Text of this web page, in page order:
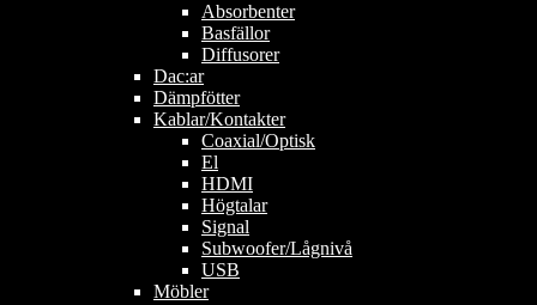
Absorbenter
Basfällor
Diffusorer
Dac:ar
Dämpfötter
Kablar/Kontakter
Coaxial/Optisk
El
HDMI
Högtalar
Signal
Subwoofer/Lågnivå
USB
Möbler